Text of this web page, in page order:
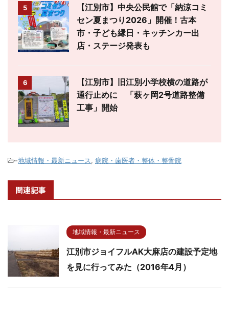
5
【江別市】中央公民館で「納涼コミ
セン夏まつり2026」開催！古本
市・子ども縁日・キッチンカー出
店・ステージ発表も
6
【江別市】旧江別小学校横の道路が
通行止めに 「萩ヶ岡2号道路整備
工事」開始
-地域情報・最新ニュース, 病院・歯医者・整体・整骨院
関連記事
地域情報・最新ニュース
江別市ジョイフルAK大麻店の建設予定地
を見に行ってみた（2016年4月）